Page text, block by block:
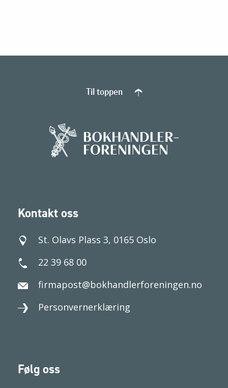
Kontakt oss
St. Olavs Plass 3, 0165 Oslo
22 39 68 00
firmapost@bokhandlerforeningen.no
Personvernerklæring
Følg oss
Til toppen